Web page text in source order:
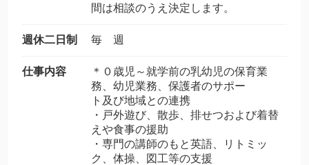
間は相談のうえ決定します。
週休二日制 毎 週
仕事内容
＊０歳児～就学前の乳幼児の保育業
務、幼児業務、保護者のサポー
ト及び地域との連携
・戸外遊び、散歩、排せつおよび着替
えや食事の援助
・専門の講師のもと英語、リトミッ
ク、体操、図工等の支援